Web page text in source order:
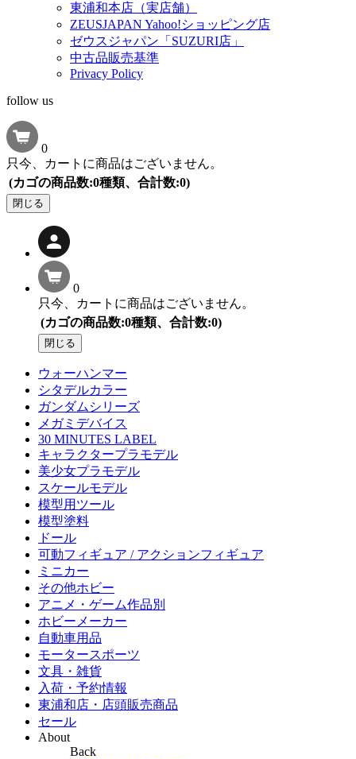
東浦和本店（実店舗）
ZEUSJAPAN Yahoo!ショッピング店
ゼウスジャパン「SUZURI店」
中古品販売基準
Privacy Policy
follow us
0
只今、カートに商品はございません。
(カゴの商品数:0種類、合計数:0)
閉じる
0
只今、カートに商品はございません。
(カゴの商品数:0種類、合計数:0)
閉じる
ウォーハンマー
シタデルカラー
ガンダムシリーズ
メガミデバイス
30 MINUTES LABEL
キャラクタープラモデル
美少女プラモデル
スケールモデル
模型用ツール
模型塗料
ドール
可動フィギュア / アクションフィギュア
ミニカー
その他ホビー
アニメ・ゲーム作品別
ホビーメーカー
自動車用品
モータースポーツ
文具・雑貨
入荷・予約情報
東浦和店・店頭販売商品
セール
About
Back